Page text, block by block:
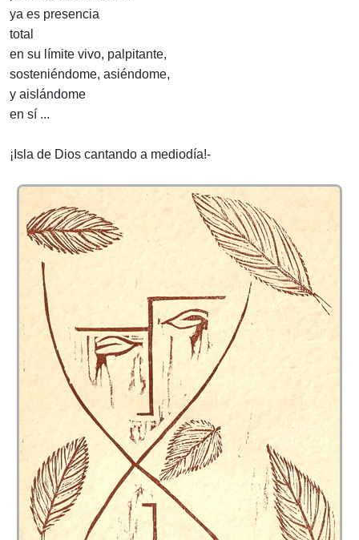
ya es presencia
total
en su límite vivo, palpitante,
sosteniéndome, asiéndome,
y aislándome
en sí ...
¡Isla de Dios cantando a mediodía!-